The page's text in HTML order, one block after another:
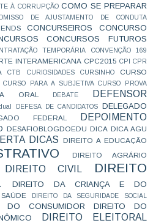
À CORRUPÇÃO COMO SE PREPARAR
DE AJUSTAMENTO DE CONDUTA
CONCURSEIROS
CONCURSO
CONCURSOS FUTUROS
TEMPORÁRIA
CONVENÇÃO 169
INTERAMERICANA CPC2015 CPI CPR
CTB CURIOSIDADES CURSINHO CURSO
CURSO PARA A SUBJETIVA
CURSO PROVA
ORAL DEBATE
DEFENSOR
DEFESA DE CANDIDATOS
DELEGADO
FEDERAL DEPOIMENTO
DESAFIOBLOGDOEDU DICA DICA AGU
DICAS DIREITO A EDUCAÇÃO
DIREITO AGRÁRIO
DIREITO CIVIL
DIREITO
DIREITO DA CRIANÇA E DO
DIREITO DA SEGURIDADE SOCIAL
DO CONSUMIDOR
DIREITO DO
DIREITO ELEITORAL